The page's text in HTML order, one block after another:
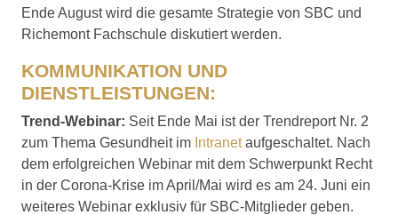
Ende August wird die gesamte Strategie von SBC und
Richemont Fachschule diskutiert werden.
KOMMUNIKATION UND
DIENSTLEISTUNGEN:
Trend-Webinar: Seit Ende Mai ist der Trendreport Nr. 2
zum Thema Gesundheit im Intranetaufgeschaltet. Nach
dem erfolgreichen Webinar mit dem Schwerpunkt Recht
in der Corona-Krise im April/Mai wird es am 24. Juni ein
weiteres Webinar exklusiv für SBC-Mitglieder geben.